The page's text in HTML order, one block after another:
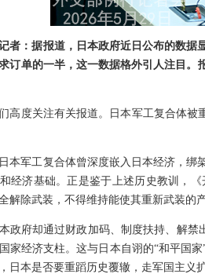
者：据报道，日本政府近日公布的数据
订单的一半，这一数据格外引人注目
高度关注有关报道。日本军工复合体被
本军工复合体曾深度嵌入日本经济，
经济基础。正是鉴于上述历史教训，
解除武装，不得维持能使其重新武装的产
政府却通过财政加码、制度扶持、解禁
家经济支柱。这与日本自诩的“和平国
日本是否要重蹈历史覆辙，走军国主义